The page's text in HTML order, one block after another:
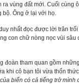
ra vùng đất mới. Cuối cùng
Ông ở lại với họ.
nhất đọc được lời trăn trối
con chữ nòng nọc vùi
đoàn tham quan gồm
khi cô bạn tôi vừa thổn
biển có cả tiếng trở mình